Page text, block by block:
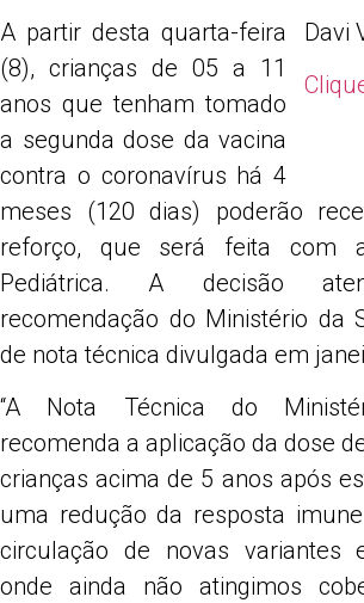
Share
Davi
A partir desta quarta-feira
(8), crianças de 05 a 11
anos que tenham tomado
a segunda dose da vacina
contra o coronavírus há 4
meses (120 dias) poderão
reforço, que será feita com
Pediátrica. A decisão
recomendação do Ministério da
de nota técnica divulgada em
“A Nota Técnica do
recomenda a aplicação da dose
crianças acima de 5 anos após
uma redução da resposta
circulação de novas variantes
onde ainda não atingimos